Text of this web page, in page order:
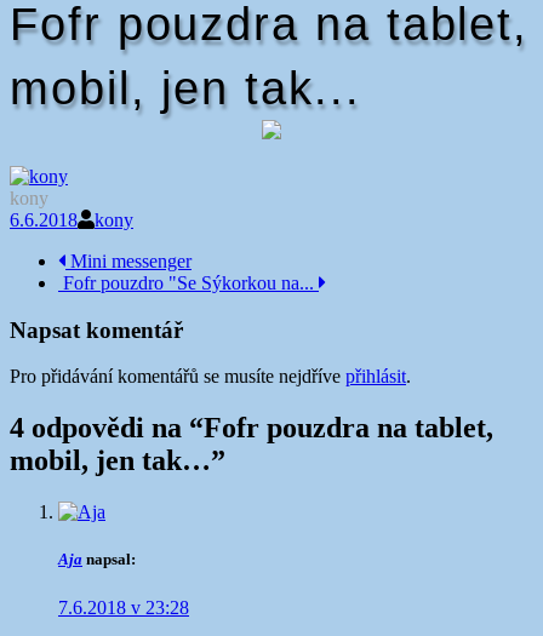
Fofr pouzdra na tablet,
mobil, jen tak...
kony
6.6.2018
kony
Navigace
příspěvku
Mini messenger
Fofr pouzdro "Se Sýkorkou na...
Napsat komentář
Pro přidávání komentářů se musíte nejdříve přihlásit.
4 odpovědi na “Fofr pouzdra na tablet,
mobil, jen tak…”
Aja napsal:
7.6.2018 v 23:28